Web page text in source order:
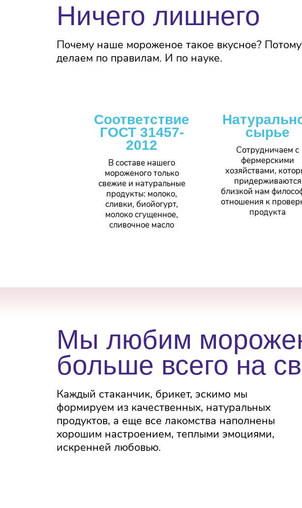
Ничего лишнего
Почему наше мороженое такое вкусное?
делаем по правилам. И по науке.
Соответствие
ГОСТ 31457-
2012
В составе нашего
мороженого только
свежие и натуральные
продукты: молоко,
сливки, биойогурт,
молоко сгущенное,
сливочное масло
сырье
Сотрудничаем с
фермерскими
хозяйствами,
придерживаются
близкой нам
отношения к
продукта
Мы любим
больше всего на
Каждый стаканчик, брикет, эскимо мы
формируем из качественных, натуральных
продуктов, а еще все лакомства наполнены
хорошим настроением, теплыми эмоциями,
искренней любовью.